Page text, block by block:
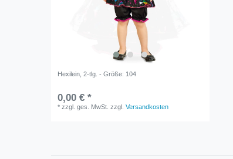
Hexilein, 2-tlg. - Größe: 104
0,00 € *
*zzgl. ges. MwSt. zzgl.Versandkosten